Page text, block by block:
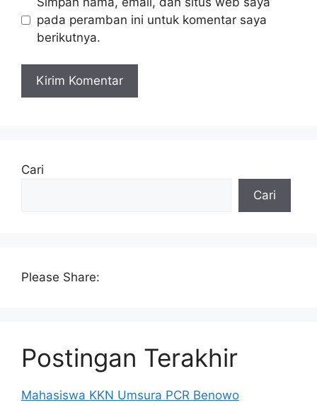
pada peramban ini untuk komentar saya
berikutnya.
Cari
Cari
Please Share:
Postingan Terakhir
Mahasiswa KKN Umsura PCR Benowo